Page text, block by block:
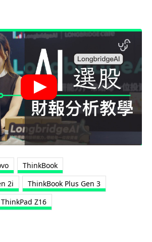
ThinkBook
2i
ThinkBook Plus Gen 3
ThinkPad Z16